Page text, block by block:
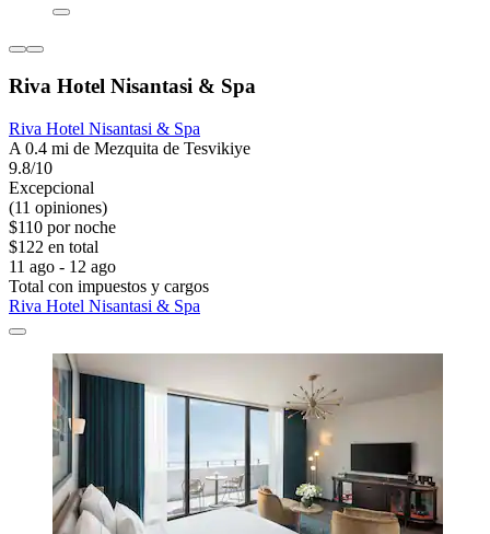
Riva Hotel Nisantasi & Spa
Riva Hotel Nisantasi & Spa
A 0.4 mi de Mezquita de Tesvikiye
9.8/10
Excepcional
(11 opiniones)
$110 por noche
$122 en total
11 ago - 12 ago
Total con impuestos y cargos
Riva Hotel Nisantasi & Spa